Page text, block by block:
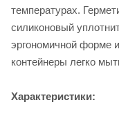
температурах.
силиконовый
эргономичной форме
контейнеры легко
Характеристики: